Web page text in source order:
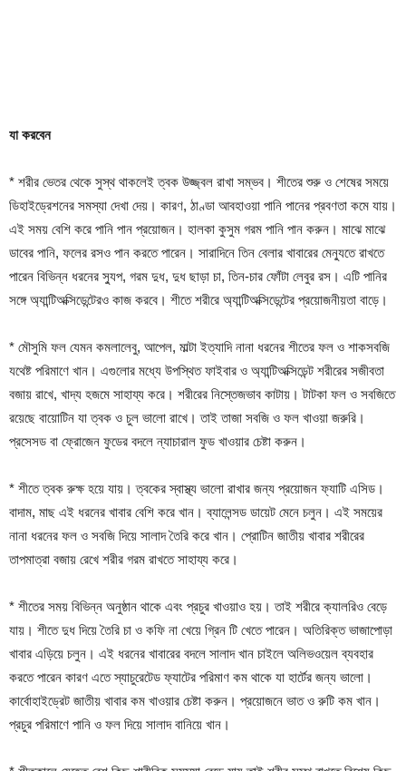
যা করবেন
* শরীর ভেতর থেকে সুস্থ থাকলেই ত্বক উজ্জ্বল রাখা সম্ভব। শীতের শুরু ও শেষের সময়ে
ডিহাইড্রেশনের সমস্যা দেখা দেয়। কারণ, ঠাণ্ডা আবহাওয়া পানি পানের প্রবণতা কমে যায়।
এই সময় বেশি করে পানি পান প্রয়োজন। হালকা কুসুম গরম পানি পান করুন। মাঝে মাঝে
ডাবের পানি, ফলের রসও পান করতে পারেন। সারাদিনে তিন বেলার খাবারের মেন্যুতে রাখতে
পারেন বিভিন্ন ধরনের স্যুপ, গরম দুধ, দুধ ছাড়া চা, তিন-চার ফোঁটা লেবুর রস। এটি পানির
সঙ্গে অ্যান্টিঅক্সিডেন্টেরও কাজ করবে। শীতে শরীরে অ্যান্টিঅক্সিডেন্টের প্রয়োজনীয়তা বাড়ে।
* মৌসুমি ফল যেমন কমলালেবু, আপেল, মাল্টা ইত্যাদি নানা ধরনের শীতের ফল ও শাকসবজি
যথেষ্ট পরিমাণে খান। এগুলোর মধ্যে উপস্থিত ফাইবার ও অ্যান্টিঅক্সিডেন্ট শরীরের সজীবতা
বজায় রাখে, খাদ্য হজমে সাহায্য করে। শরীরের নিস্তেজভাব কাটায়। টাটকা ফল ও সবজিতে
রয়েছে বায়োটিন যা ত্বক ও চুল ভালো রাখে। তাই তাজা সবজি ও ফল খাওয়া জরুরি।
প্রসেসড বা ফ্রোজেন ফুডের বদলে ন্যাচারাল ফুড খাওয়ার চেষ্টা করুন।
* শীতে ত্বক রুক্ষ হয়ে যায়। ত্বকের স্বাস্থ্য ভালো রাখার জন্য প্রয়োজন ফ্যাটি এসিড।
বাদাম, মাছ এই ধরনের খাবার বেশি করে খান। ব্যালেন্সড ডায়েট মেনে চলুন। এই সময়ের
নানা ধরনের ফল ও সবজি দিয়ে সালাদ তৈরি করে খান। প্রোটিন জাতীয় খাবার শরীরের
তাপমাত্রা বজায় রেখে শরীর গরম রাখতে সাহায্য করে।
* শীতের সময় বিভিন্ন অনুষ্ঠান থাকে এবং প্রচুর খাওয়াও হয়। তাই শরীরে ক্যালরিও বেড়ে
যায়। শীতে দুধ দিয়ে তৈরি চা ও কফি না খেয়ে গ্রিন টি খেতে পারেন। অতিরিক্ত ভাজাপোড়া
খাবার এড়িয়ে চলুন। এই ধরনের খাবারের বদলে সালাদ খান চাইলে অলিভওয়েল ব্যবহার
করতে পারেন কারণ এতে স্যাচুরেটেড ফ্যাটের পরিমাণ কম থাকে যা হার্টের জন্য ভালো।
কার্বোহাইড্রেট জাতীয় খাবার কম খাওয়ার চেষ্টা করুন। প্রয়োজনে ভাত ও রুটি কম খান।
প্রচুর পরিমাণে পানি ও ফল দিয়ে সালাদ বানিয়ে খান।